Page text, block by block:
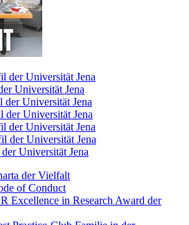
der Universität Jena
Universität Jena
Universität Jena
Universität Jena
der Universität Jena
der Universität Jena
Universität Jena
der Vielfalt
of Conduct
Excellence in Research Award der